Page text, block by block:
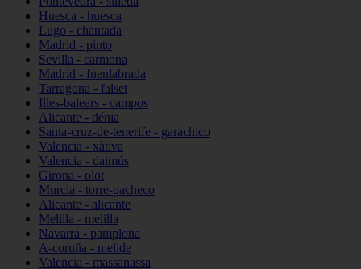
Huesca - huesca
Lugo - chantada
Madrid - pinto
Sevilla - carmona
Madrid - fuenlabrada
Tarragona - falset
Illes-balears - campos
Alicante - dénia
Santa-cruz-de-tenerife - garachico
Valencia - xàtiva
Valencia - daimús
Girona - olot
Murcia - torre-pacheco
Alicante - alicante
Melilla - melilla
Navarra - pamplona
A-coruña - melide
Valencia - massanassa